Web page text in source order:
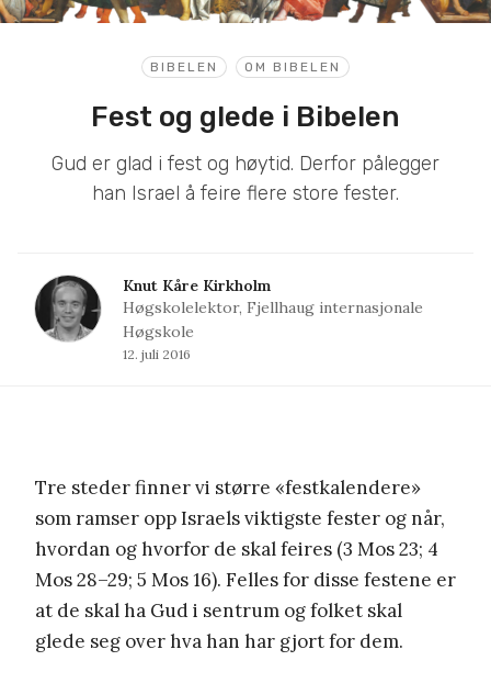
BIBELEN OM BIBELEN
Fest og glede i Bibelen
Gud er glad i fest og høytid. Derfor pålegger
han Israel å feire flere store fester.
Knut Kåre Kirkholm
Høgskolelektor, Fjellhaug internasjonale
Høgskole
12. juli 2016
Tre steder finner vi større «festkalendere»
som ramser opp Israels viktigste fester og når,
hvordan og hvorfor de skal feires (3 Mos 23; 4
Mos 28–29; 5 Mos 16). Felles for disse festene er
at de skal ha Gud i sentrum og folket skal
glede seg over hva han har gjort for dem.